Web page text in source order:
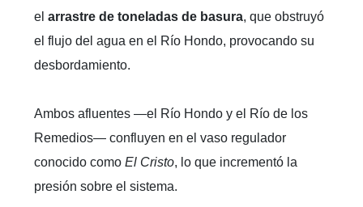
el arrastre de toneladas de basura, que obstruyó
el flujo del agua en el Río Hondo, provocando su
desbordamiento.
Ambos afluentes —el Río Hondo y el Río de los
Remedios— confluyen en el vaso regulador
conocido como El Cristo, lo que incrementó la
presión sobre el sistema.